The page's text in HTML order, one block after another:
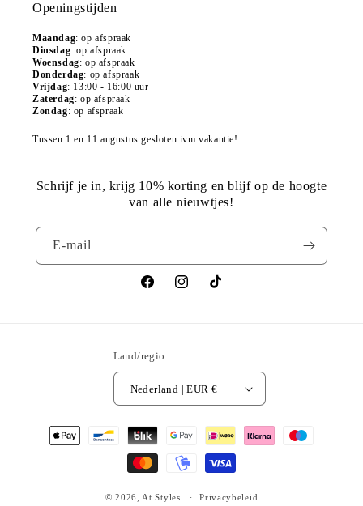
Openingstijden
Maandag: op afspraak
Dinsdag: op afspraak
Woensdag: op afspraak
Donderdag: op afspraak
Vrijdag: 13:00 - 16:00 uur
Zaterdag: op afspraak
Zondag: op afspraak
Tussen 1 en 11 augustus gesloten ivm vakantie!
Schrijf je in, krijg 10% korting en blijf op de hoogte
van alle nieuwtjes!
E‑mail
FacebookInstagramTikTok
Land/regio
Nederland | EUR €
Betaalmethoden
© 2026, At Styles Privacybeleid